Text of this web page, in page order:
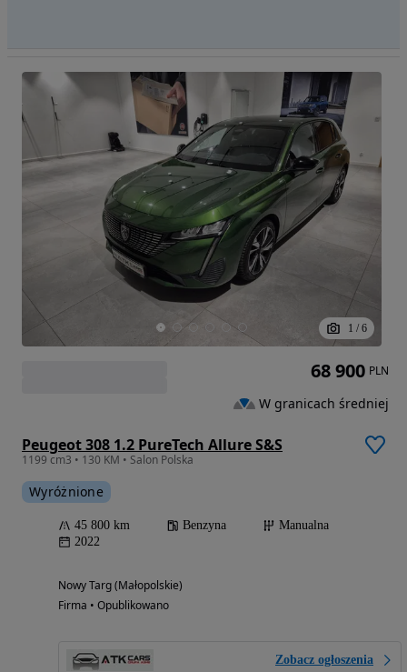
1 / 6
Peugeot 308 1.2 PureTech Allure S&S
1199 cm3 • 130 KM • Salon Polska
Wyróżnione
45 800 km Benzyna
Manualna
2022
Nowy Targ (Małopolskie)
Firma • Opublikowano
Zobacz ogłoszenia
68 900 PLN
W granicach średniej